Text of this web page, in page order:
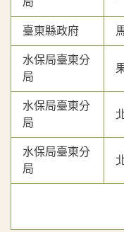
臺東縣政府
水保局臺東分
局
水保局臺東分
局
水保局臺東分
局